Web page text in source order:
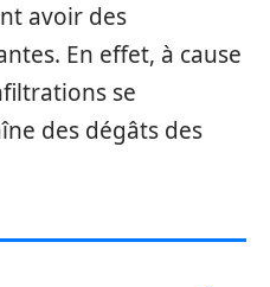
avoir des
En effet, à cause
se
des dégâts des